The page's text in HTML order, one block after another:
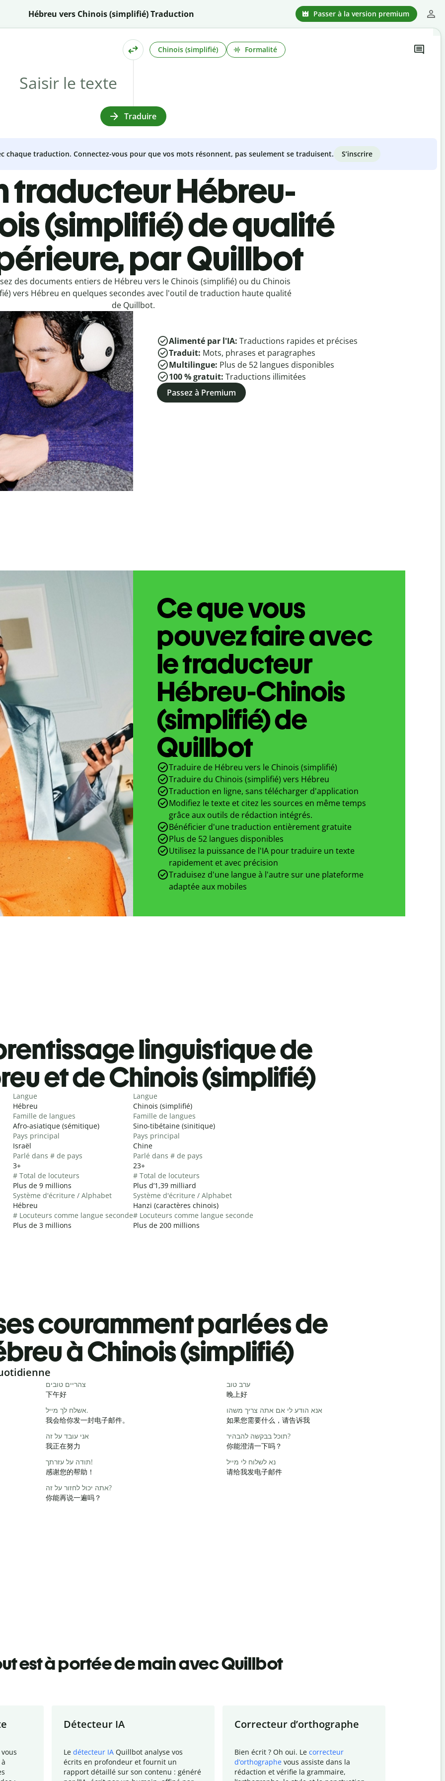
Hébreu vers Chinois (simplifié) Traduction Passer à la version premium
Chinois (simplifié) Formalité
Traduire
chaque traduction. Connectez-vous pour que vos mots résonnent, pas seulement se traduisent. S’inscrire
traducteur Hébreu-
(simplifié) de qualité
par Quillbot
des documents entiers de Hébreu vers le Chinois (simplifié) ou du Chinois
vers Hébreu en quelques secondes avec l'outil de traduction haute qualité
de Quillbot.
Alimenté par l'IA: Traductions rapides et précises
Traduit: Mots, phrases et paragraphes
Multilingue: Plus de 52 langues disponibles
100 % gratuit: Traductions illimitées
Passez à Premium
Ce que vous
pouvez faire avec
le traducteur
Hébreu-Chinois
(simplifié) de
Quillbot
Traduire de Hébreu vers le Chinois (simplifié)
Traduire du Chinois (simplifié) vers Hébreu
Traduction en ligne, sans télécharger d'application
Modifiez le texte et citez les sources en même temps
grâce aux outils de rédaction intégrés.
Bénéficier d'une traduction entièrement gratuite
Plus de 52 langues disponibles
Utilisez la puissance de l'IA pour traduire un texte
rapidement et avec précision
Traduisez d'une langue à l'autre sur une plateforme
adaptée aux mobiles
linguistique de
et de Chinois (simplifié)
Langue
Hébreu
Famille de langues
Afro-asiatique (sémitique)
Pays principal
Israël
Parlé dans # de pays
3+
# Total de locuteurs
Plus de 9 millions
Système d'écriture / Alphabet
Hébreu
# Locuteurs comme langue seconde
Plus de 3 millions
Langue
Chinois (simplifié)
Famille de langues
Sino-tibétaine (sinitique)
Pays principal
Chine
Parlé dans # de pays
23+
# Total de locuteurs
Plus d’1,39 milliard
Système d'écriture / Alphabet
Hanzi (caractères chinois)
# Locuteurs comme langue seconde
Plus de 200 millions
couramment parlées de
à Chinois (simplifié)
צהריים טובים
下午好
ערב טוב
晚上好
אשלח לך מייל.
我会给你发一封电子邮件。
אנא הודע לי אם אתה צריך משהו
如果您需要什么，请告诉我
אני עובד על זה
我正在努力
תוכל בבקשה להבהיר?
你能澄清一下吗？
תודה על עזרתך!
感谢您的帮助！
נא לשלוח לי מייל
请给我发电子邮件
אתה יכול לחזור על זה?
你能再说一遍吗？
est à portée de main avec Quillbot
Détecteur IA
Le détecteur IA Quillbot analyse vos
écrits en profondeur et fournit un
rapport détaillé sur son contenu : généré
Correcteur d’orthographe
Bien écrit ? Oh oui. Le correcteur
d’orthographe vous assiste dans la
rédaction et vérifie la grammaire,